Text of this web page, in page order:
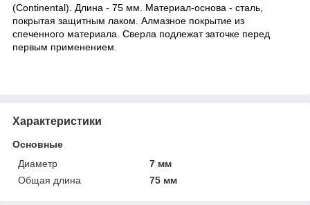
(Continental). Длина - 75 мм. Материал-основа - сталь,
покрытая защитным лаком. Алмазное покрытие из
спеченного материала. Сверла подлежат заточке перед
первым применением.
Характеристики
Основные
Диаметр
7 мм
Общая длина
75 мм